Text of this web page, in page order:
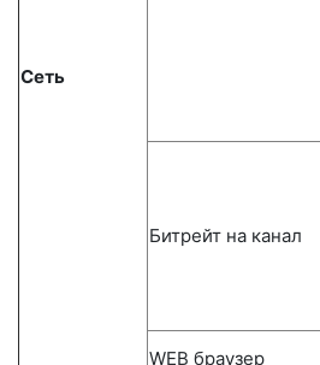
Сеть
Битрейт на канал
WEB браузер